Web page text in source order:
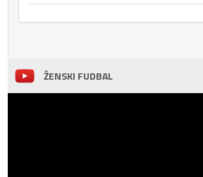
ŽENSKI FUDBAL